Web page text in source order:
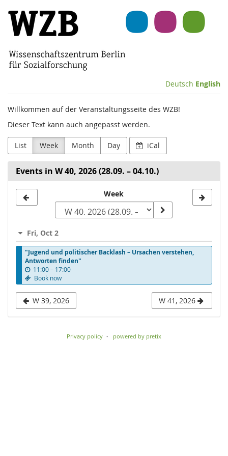
Skip to
main
content
Wissenschaftszentrum
Berlin
für
(WZB)
Deutsch English
Willkommen auf der Veranstaltungsseite des WZB!
Dieser Text kann auch angepasst werden.
List Week Month Day iCal
Events in W 40, 2026 (28.09. – 04.10.)
to
display
Week
Fri, Oct 2
"Jugend und politischer Backlash – Ursachen verstehen,
Antworten finden"
11:00–u
n
t
i
l
17:00
Book now
W 39, 2026 W 41, 2026
Privacy policy powered by pretix